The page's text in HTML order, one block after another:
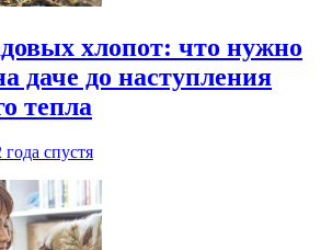
хлопот: что нужно
даче до наступления
тепла
года спустя